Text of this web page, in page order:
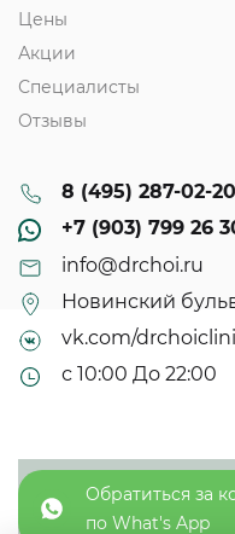
Цены
Акции
Специалисты
Отзывы
8 (495) 287-02-20
+7 (903) 799 26
info@drchoi.ru
Новинский
vk.com/
с 10:00 До 22:00
© 2013 - 2025
ООО «Доктор Чой
Обратиться за
по What's App